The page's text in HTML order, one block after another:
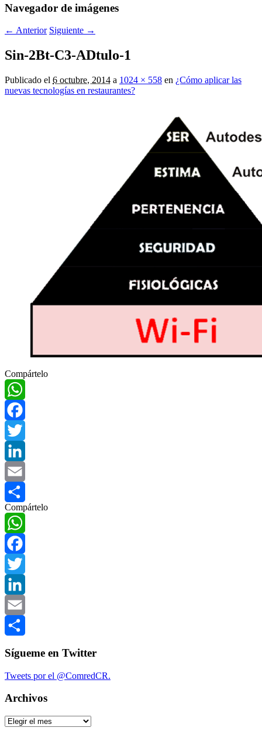
Navegador de imágenes
← Anterior Siguiente →
Sin-2Bt-C3-ADtulo-1
Publicado el 6 octubre, 2014 a 1024 × 558 en ¿Cómo aplicar las
nuevas tecnologías en restaurantes?
Compártelo
WhatsApp
Facebook
Twitter
LinkedIn
Email
Compartir
Compártelo
WhatsApp
Facebook
Twitter
LinkedIn
Email
Sígueme en Twitter
Tweets por el @ComredCR.
Archivos
Archivos